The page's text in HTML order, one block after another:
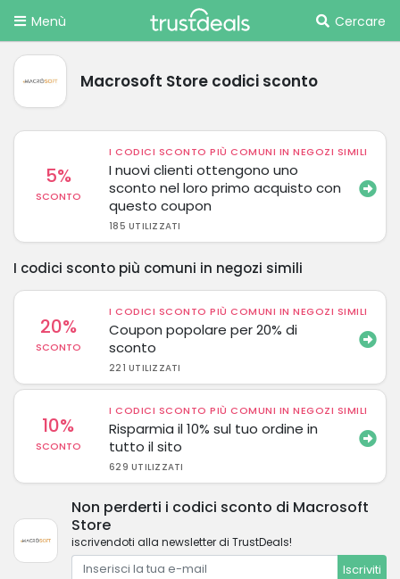
Menù Cercare
Macrosoft Store codici sconto
5%
SCONTO
I CODICI SCONTO PIÙ COMUNI IN NEGOZI SIMILI
I nuovi clienti ottengono uno
sconto nel loro primo acquisto con
questo coupon
185 UTILIZZATI
I codici sconto più comuni in negozi simili
20%
SCONTO
I CODICI SCONTO PIÙ COMUNI IN NEGOZI SIMILI
Coupon popolare per 20% di
sconto
221 UTILIZZATI
10%
SCONTO
I CODICI SCONTO PIÙ COMUNI IN NEGOZI SIMILI
Risparmia il 10% sul tuo ordine in
tutto il sito
629 UTILIZZATI
Non perderti i codici sconto di Macrosoft
Store
iscrivendoti alla newsletter di TrustDeals!
Iscriviti